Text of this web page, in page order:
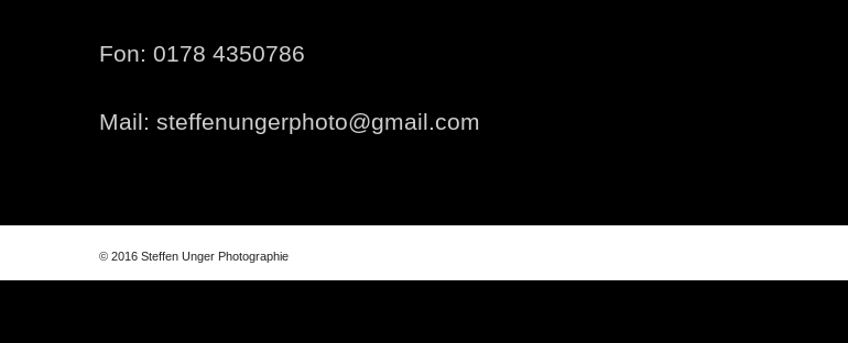
Fon: 0178 4350786
Mail: steffenungerphoto@gmail.com
© 2016 Steffen Unger Photographie